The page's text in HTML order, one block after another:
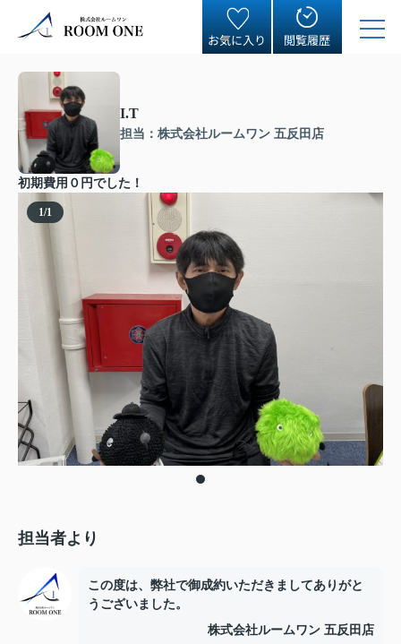
お気に入り 閲覧履歴
I.T
担当：株式会社ルームワン 五反田店
初期費用０円でした！
1/1
担当者より
この度は、弊社で御成約いただきましてありがと
うございました。
株式会社ルームワン 五反田店